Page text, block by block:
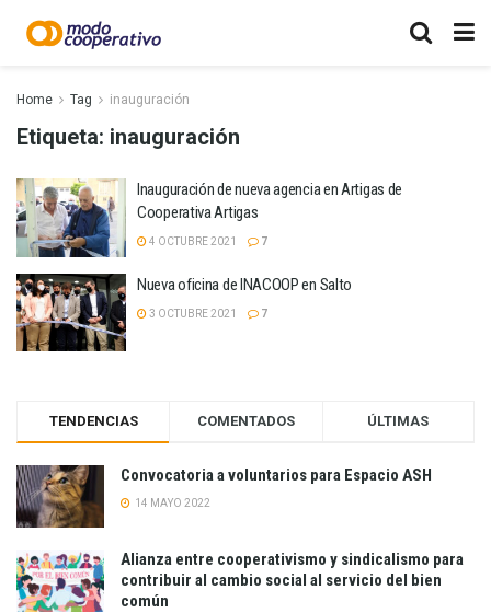
Home Tag inauguración
Etiqueta: inauguración
Inauguración de nueva agencia en Artigas de
Cooperativa Artigas
4 OCTUBRE 2021 7
Nueva oficina de INACOOP en Salto
3 OCTUBRE 2021 7
TENDENCIAS COMENTADOS ÚLTIMAS
Convocatoria a voluntarios para Espacio ASH
14 MAYO 2022
Alianza entre cooperativismo y sindicalismo para
contribuir al cambio social al servicio del bien
común